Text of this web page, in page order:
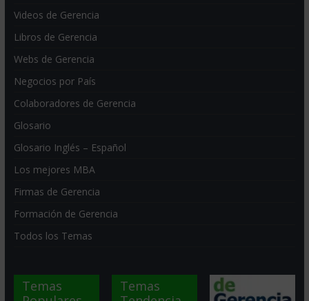
Videos de Gerencia
Libros de Gerencia
Webs de Gerencia
Negocios por País
Colaboradores de Gerencia
Glosario
Glosario Inglés – Español
Los mejores MBA
Firmas de Gerencia
Formación de Gerencia
Todos los Temas
Temas
Temas